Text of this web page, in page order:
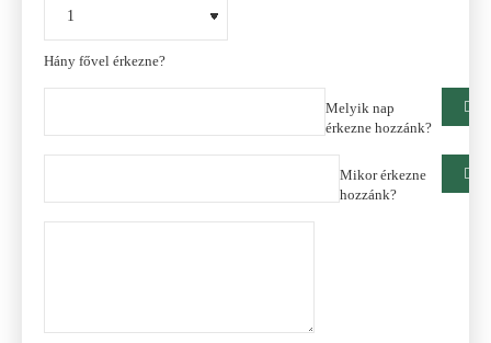
Hány fővel érkezne?
Melyik nap
érkezne hozzánk?
Mikor érkezne
hozzánk?